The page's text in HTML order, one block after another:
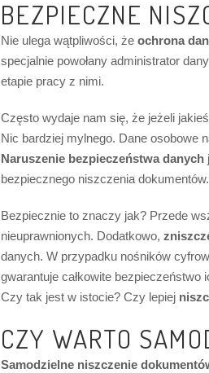
BEZPIECZNE
Nie ulega wątpliwości, że ochrona
specjalnie powołany administrator
etapie pracy z nimi.
Często wydaje nam się, że jeżeli
Nic bardziej mylnego. Dane osobowe
Naruszenie bezpieczeństwa danych
bezpiecznego niszczenia dokumentów.
Bezpiecznie to znaczy jak? Przede
nieuprawnionych. Dodatkowo,
danych. W przypadku nośników
gwarantuje całkowite
Czy tak jest w istocie? Czy lepiej
CZY WARTO
Samodzielne niszczenie